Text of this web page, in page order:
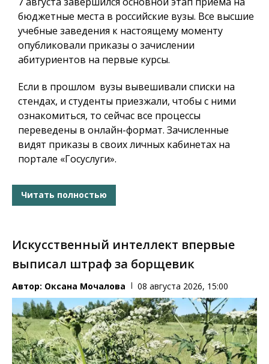
бюджетные места в российские вузы. Все высшие
учебные заведения к настоящему моменту
опубликовали приказы о зачислении
абитуриентов на первые курсы.
Если в прошлом вузы вывешивали списки на
стендах, и студенты приезжали, чтобы с ними
ознакомиться, то сейчас все процессы
переведены в онлайн-формат. Зачисленные
видят приказы в своих личных кабинетах на
портале «Госуслуги».
Читать полностью
Искусственный интеллект впервые
выписал штраф за борщевик
Автор: Оксана Мочалова 08 августа 2026, 15:00